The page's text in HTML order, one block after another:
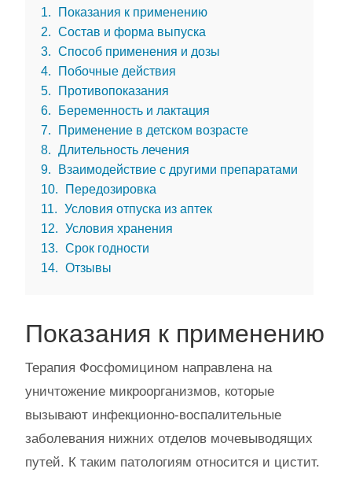
1
Показания к применению
2
Состав и форма выпуска
3
Способ применения и дозы
4
Побочные действия
5
Противопоказания
6
Беременность и лактация
7
Применение в детском возрасте
8
Длительность лечения
9
Взаимодействие с другими препаратами
10
Передозировка
11
Условия отпуска из аптек
12
Условия хранения
13
Срок годности
14
Отзывы
Показания к применению
Терапия Фосфомицином направлена на
уничтожение микроорганизмов, которые
вызывают инфекционно-воспалительные
заболевания нижних отделов мочевыводящих
путей. К таким патологиям относится и цистит.